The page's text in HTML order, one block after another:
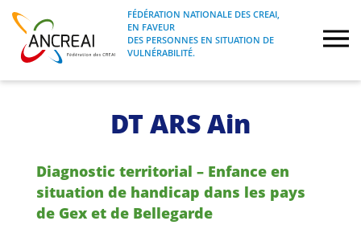
Skip
content
ANCREAI
FÉDÉRATION NATIONALE DES CREAI, EN
FAVEUR DES PERSONNES EN SITUATION
FÉDÉRATION NATIONALE DES CREAI,
EN FAVEUR
DES PERSONNES EN SITUATION DE
VULNÉRABILITÉ.
Journées nationales
DT ARS Ain
Diagnostic territorial – Enfance en
situation de handicap dans les pays
de Gex et de Bellegarde